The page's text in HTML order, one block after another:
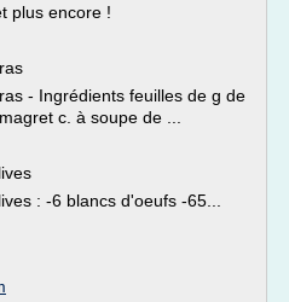
plus encore !
- Ingrédients feuilles de g de
c. à soupe de ...
: -6 blancs d'oeufs -65...